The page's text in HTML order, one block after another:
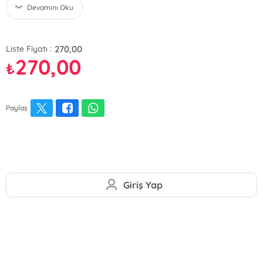
Devamını Oku
Liste Fiyatı : 270,00
₺270,00
Paylaş
Giriş Yap